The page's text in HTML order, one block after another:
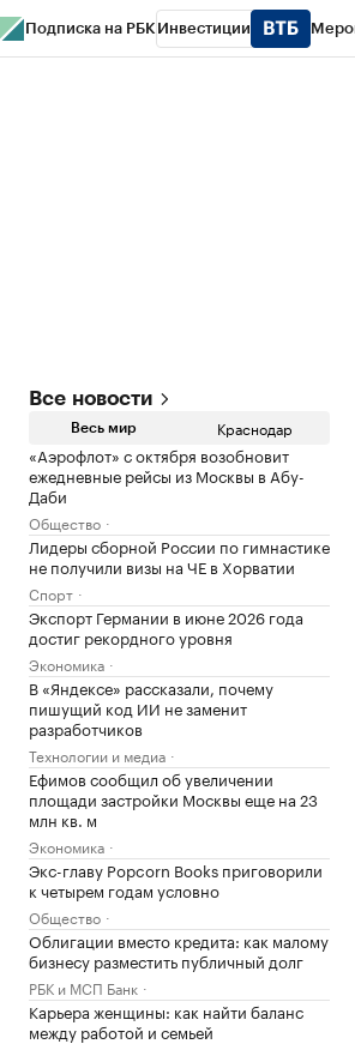
Подписка на РБК Инвестиции
Все новости
Весь мир Краснодар
«Аэрофлот» с октября возобновит
ежедневные рейсы из Москвы в Абу-
Даби
Общество
Лидеры сборной России по гимнастике
не получили визы на ЧЕ в Хорватии
Спорт
Экспорт Германии в июне 2026 года
достиг рекордного уровня
Экономика
В «Яндексе» рассказали, почему
пишущий код ИИ не заменит
разработчиков
Технологии и медиа
Ефимов сообщил об увеличении
площади застройки Москвы еще на 23
млн кв. м
Экономика
Экс-главу Popcorn Books приговорили
к четырем годам условно
Общество
Облигации вместо кредита: как малому
бизнесу разместить публичный долг
РБК и МСП Банк
Карьера женщины: как найти баланс
между работой и семьей